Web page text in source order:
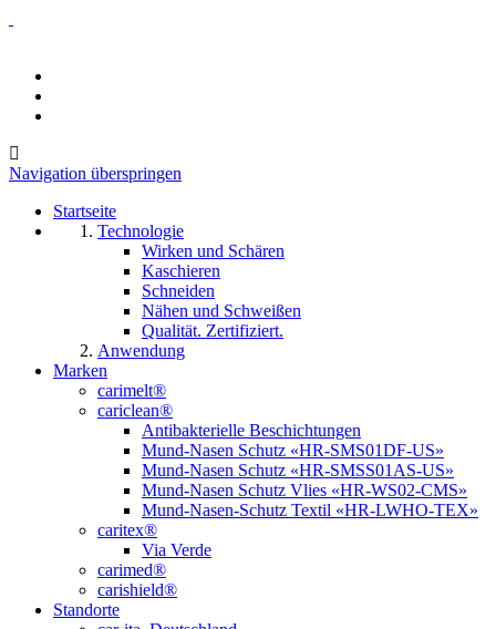
Navigation überspringen
Startseite
Technologie
Wirken und Schären
Kaschieren
Schneiden
Nähen und Schweißen
Qualität. Zertifiziert.
Anwendung
Marken
carimelt®
cariclean®
Antibakterielle Beschichtungen
Mund-Nasen Schutz «HR-SMS01DF-US»
Mund-Nasen Schutz «HR-SMSS01AS-US»
Mund-Nasen Schutz Vlies «HR-WS02-CMS»
Mund-Nasen-Schutz Textil «HR-LWHO-TEX»
caritex®
Via Verde
carimed®
carishield®
Standorte